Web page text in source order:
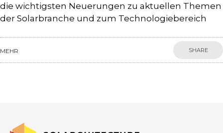
die wichtigsten Neuerungen zu aktuellen Themen
der Solarbranche und zum Technologiebereich
MEHR SHARE